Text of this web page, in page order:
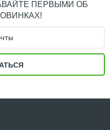
ПЕРВЫМИ ОБ